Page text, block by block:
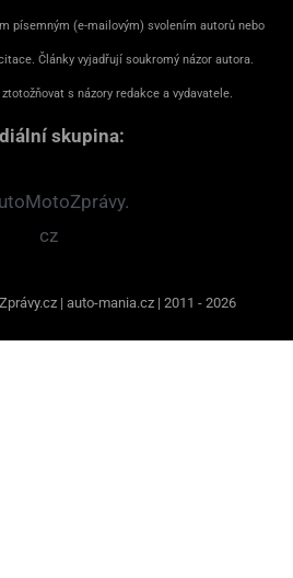
písemným (e-mailovým) svolením autorů nebo
Články vyjadřují soukromý názor autora.
s názory redakce a vydavatele.
skupina:
| auto-mania.cz | 2011 - 2026